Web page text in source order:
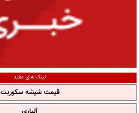
لینک های مفید
قیمت شیشه سکوریت